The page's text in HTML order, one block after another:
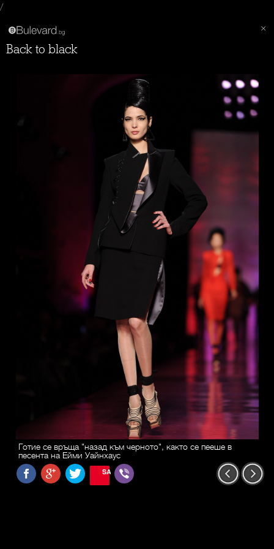
/
Back to black
Готие се връща "назад към черното", както се пееше в
песента на Ейми Уайнхаус
SAVE